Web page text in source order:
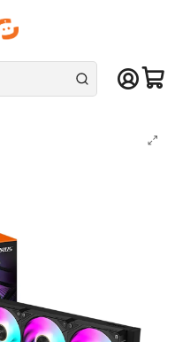
a sábado en el gran
Refrigeración líquida
X II 360 Intel/AMD